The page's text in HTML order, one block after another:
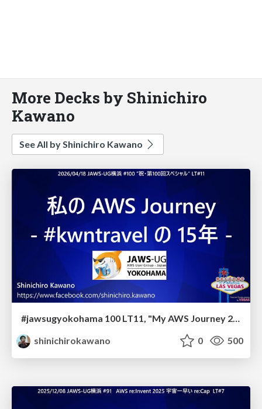
More Decks by Shinichiro
Kawano
See All by Shinichiro Kawano
#jawsugyokohama 100 LT11, "My AWS Journey 2011-2026 - kwntravel"
shinichirokawano
0 500